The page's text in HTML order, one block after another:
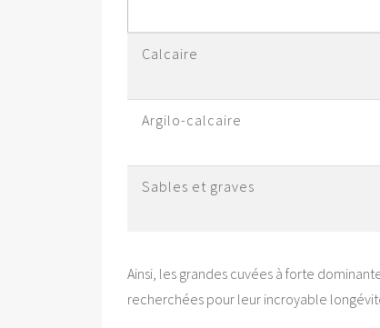
Calcaire
Argilo-calcaire
Sables et graves
Ainsi, les grandes cuvées à forte
recherchées pour leur incroyable